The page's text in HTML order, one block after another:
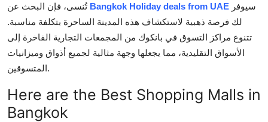
Real Estate
General
Top 10
How To
Bangkok Holiday deals from UAE
لك فرصة ذهبية لاستكشاف هذه المدينة الساحرة بتكلفة مناسبة.
تتنوع مراكز التسوق في بانكوك من المجمعات التجارية الفاخرة إلى
الأسواق التقليدية، مما يجعلها وجهة مثالية لجميع أذواق وميزانيات
المتسوقين.
Here are the Best Shopping Malls in
Bangkok